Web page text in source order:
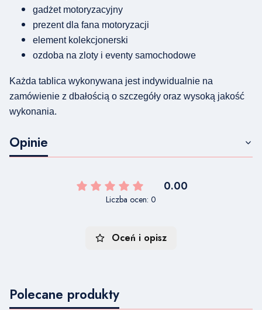
gadżet motoryzacyjny
prezent dla fana motoryzacji
element kolekcjonerski
ozdoba na zloty i eventy samochodowe
Każda tablica wykonywana jest indywidualnie na
zamówienie z dbałością o szczegóły oraz wysoką jakość
wykonania.
Opinie
0.00
Liczba ocen: 0
Oceń i opisz
Polecane produkty